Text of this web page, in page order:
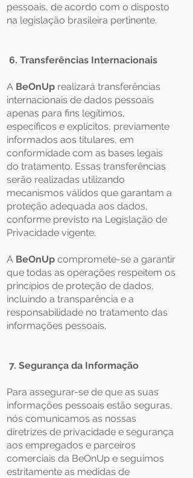
pessoais, de acordo com o disposto
na legislação brasileira pertinente.
6. Transferências Internacionais
A BeOnUp realizará transferências
internacionais de dados pessoais
apenas para fins legítimos,
específicos e explícitos, previamente
informados aos titulares, em
conformidade com as bases legais
do tratamento. Essas transferências
serão realizadas utilizando
mecanismos válidos que garantam a
proteção adequada aos dados,
conforme previsto na Legislação de
Privacidade vigente.
A BeOnUp compromete-se a garantir
que todas as operações respeitem os
princípios de proteção de dados,
incluindo a transparência e a
responsabilidade no tratamento das
informações pessoais.
7. Segurança da Informação
Para assegurar-se de que as suas
informações pessoais estão seguras,
nós comunicamos as nossas
diretrizes de privacidade e segurança
aos empregados e parceiros
comerciais da BeOnUp e seguimos
estritamente as medidas de